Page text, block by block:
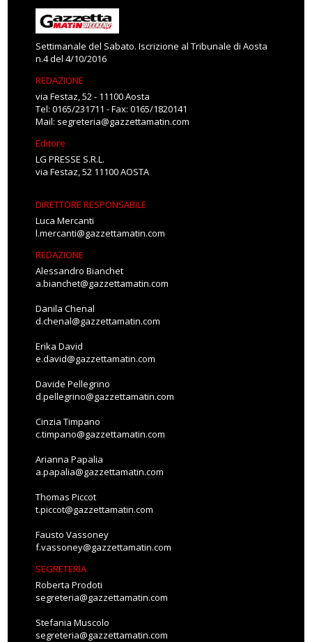
Settimanale del Sabato. Iscrizione al Tribunale di Aosta
n.4 del 4/10/2016
REDAZIONE
via Festaz, 52 - 11100 Aosta
Tel: 0165/231711 - Fax: 0165/1820141
Mail: segreteria@gazzettamatin.com
Editore
LG PRESSE S.R.L.
via Festaz, 52 11100 AOSTA
DIRETTORE RESPONSABILE
Luca Mercanti
l.mercanti@gazzettamatin.com
REDAZIONE
Alessandro Bianchet
a.bianchet@gazzettamatin.com
Danila Chenal
d.chenal@gazzettamatin.com
Erika David
e.david@gazzettamatin.com
Davide Pellegrino
d.pellegrino@gazzettamatin.com
Cinzia Timpano
c.timpano@gazzettamatin.com
Arianna Papalia
a.papalia@gazzettamatin.com
Thomas Piccot
t.piccot@gazzettamatin.com
Fausto Vassoney
f.vassoney@gazzettamatin.com
SEGRETERIA
Roberta Prodoti
segreteria@gazzettamatin.com
Stefania Muscolo
segreteria@gazzettamatin.com